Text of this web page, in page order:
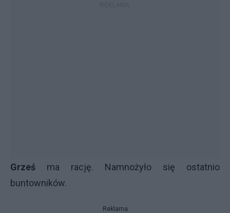
Grześ ma rację. Namnożyło się ostatnio
buntowników.
Reklama